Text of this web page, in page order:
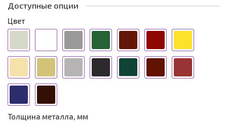
Доступные опции
Цвет
Толщина металла, мм